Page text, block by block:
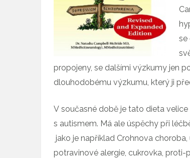
se
propojeny, se dalšími výzkumy jen
dlouhodobému výzkumu, který ji
V současné době je tato dieta
s autismem. Má ale úspěchy při
jako je například Crohnova
potravinové alergie, cukrovka, proti-